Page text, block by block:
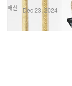
패션 Dec 23, 2024